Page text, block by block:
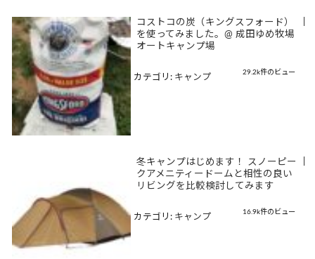
コストコの炭（キングスフォード）
を使ってみました。@ 成田ゆめ牧場
オートキャンプ場
29.2k件のビュー
カテゴリ: キャンプ
冬キャンプはじめます！ スノーピー
クアメニティードームと相性の良い
リビングを比較検討してみます
16.9k件のビュー
カテゴリ: キャンプ